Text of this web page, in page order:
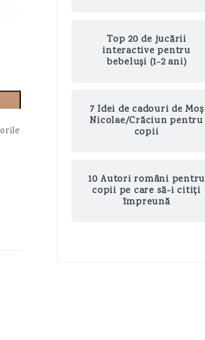
Top 20 de jucării
interactive pentru
bebeluși (1-2 ani)
7 Idei de cadouri de Moș
Nicolae/Crăciun pentru
copii
10 Autori români pentru
copii pe care să-i citiți
împreună